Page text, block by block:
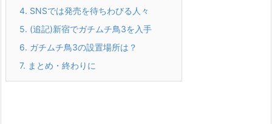
4. SNSでは発売を待ちわびる人々
5. (追記)新宿でガチムチ鳥3を入手
6. ガチムチ鳥3の設置場所は？
7. まとめ・終わりに